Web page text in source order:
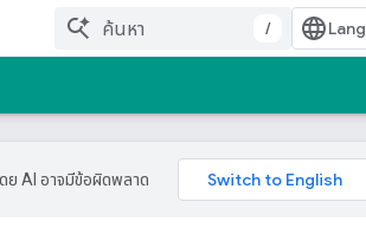
/
ย AI อาจมีข้อผิดพลาด